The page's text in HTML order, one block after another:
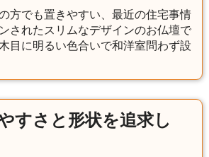
方でも置きやすい、最近の住宅事情
されたスリムなデザインのお仏壇で
目に明るい色合いで和洋室問わず設
すさと形状を追求し